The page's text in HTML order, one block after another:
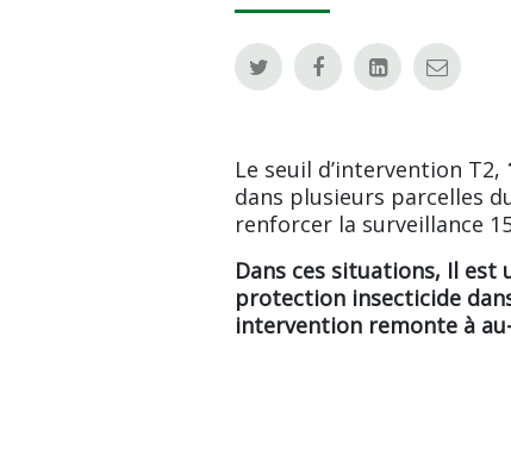
Le seuil d’intervention T2,
dans plusieurs parcelles
renforcer la surveillance
Dans ces situations, Il
protection insecticide
intervention remonte à